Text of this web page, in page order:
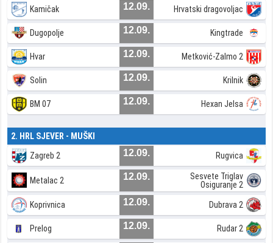
Kamičak 12.09. Hrvatski dragovoljac
Dugopolje 12.09. Kingtrade
Hvar 12.09. Metković-Zalmo 2
Solin 12.09. Krilnik
BM 07 12.09. Hexan Jelsa
2. HRL SJEVER - MUŠKI
Zagreb 2 12.09. Rugvica
Metalac 2 12.09.
Sesvete Triglav
Osiguranje 2
Koprivnica 12.09. Dubrava 2
Prelog 12.09. Rudar 2